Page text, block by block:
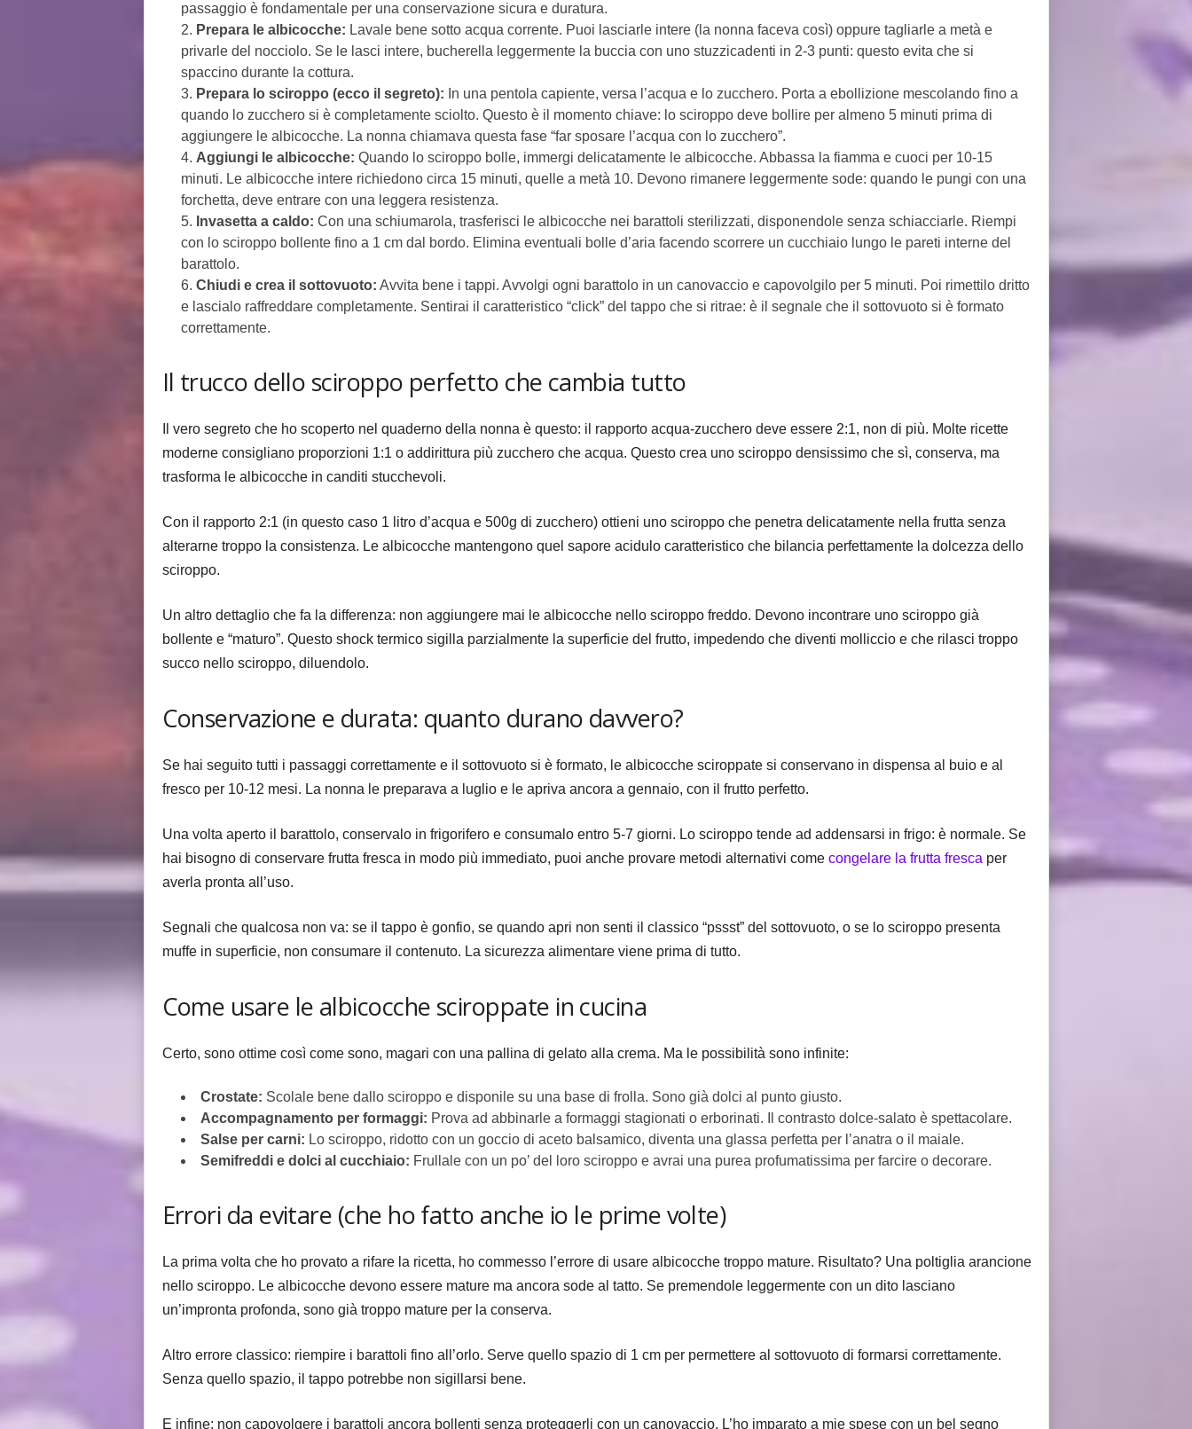
passaggio è fondamentale per una conservazione sicura e duratura.
Prepara le albicocche: Lavale bene sotto acqua corrente. Puoi lasciarle intere (la nonna faceva così) oppure tagliarle a metà e
privarle del nocciolo. Se le lasci intere, bucherella leggermente la buccia con uno stuzzicadenti in 2-3 punti: questo evita che si
spaccino durante la cottura.
Prepara lo sciroppo (ecco il segreto): In una pentola capiente, versa l’acqua e lo zucchero. Porta a ebollizione mescolando fino a
quando lo zucchero si è completamente sciolto. Questo è il momento chiave: lo sciroppo deve bollire per almeno 5 minuti prima di
aggiungere le albicocche. La nonna chiamava questa fase “far sposare l’acqua con lo zucchero”.
Aggiungi le albicocche: Quando lo sciroppo bolle, immergi delicatamente le albicocche. Abbassa la fiamma e cuoci per 10-15
minuti. Le albicocche intere richiedono circa 15 minuti, quelle a metà 10. Devono rimanere leggermente sode: quando le pungi con una
forchetta, deve entrare con una leggera resistenza.
Invasetta a caldo: Con una schiumarola, trasferisci le albicocche nei barattoli sterilizzati, disponendole senza schiacciarle. Riempi
con lo sciroppo bollente fino a 1 cm dal bordo. Elimina eventuali bolle d’aria facendo scorrere un cucchiaio lungo le pareti interne del
barattolo.
Chiudi e crea il sottovuoto: Avvita bene i tappi. Avvolgi ogni barattolo in un canovaccio e capovolgilo per 5 minuti. Poi rimettilo dritto
e lascialo raffreddare completamente. Sentirai il caratteristico “click” del tappo che si ritrae: è il segnale che il sottovuoto si è formato
correttamente.
Il trucco dello sciroppo perfetto che cambia tutto
Il vero segreto che ho scoperto nel quaderno della nonna è questo: il rapporto acqua-zucchero deve essere 2:1, non di più. Molte ricette
moderne consigliano proporzioni 1:1 o addirittura più zucchero che acqua. Questo crea uno sciroppo densissimo che sì, conserva, ma
trasforma le albicocche in canditi stucchevoli.
Con il rapporto 2:1 (in questo caso 1 litro d’acqua e 500g di zucchero) ottieni uno sciroppo che penetra delicatamente nella frutta senza
alterarne troppo la consistenza. Le albicocche mantengono quel sapore acidulo caratteristico che bilancia perfettamente la dolcezza dello
sciroppo.
Un altro dettaglio che fa la differenza: non aggiungere mai le albicocche nello sciroppo freddo. Devono incontrare uno sciroppo già
bollente e “maturo”. Questo shock termico sigilla parzialmente la superficie del frutto, impedendo che diventi molliccio e che rilasci troppo
succo nello sciroppo, diluendolo.
Conservazione e durata: quanto durano davvero?
Se hai seguito tutti i passaggi correttamente e il sottovuoto si è formato, le albicocche sciroppate si conservano in dispensa al buio e al
fresco per 10-12 mesi. La nonna le preparava a luglio e le apriva ancora a gennaio, con il frutto perfetto.
Una volta aperto il barattolo, conservalo in frigorifero e consumalo entro 5-7 giorni. Lo sciroppo tende ad addensarsi in frigo: è normale. Se
hai bisogno di conservare frutta fresca in modo più immediato, puoi anche provare metodi alternativi come congelare la frutta fresca per
averla pronta all’uso.
Segnali che qualcosa non va: se il tappo è gonfio, se quando apri non senti il classico “pssst” del sottovuoto, o se lo sciroppo presenta
muffe in superficie, non consumare il contenuto. La sicurezza alimentare viene prima di tutto.
Come usare le albicocche sciroppate in cucina
Certo, sono ottime così come sono, magari con una pallina di gelato alla crema. Ma le possibilità sono infinite:
Crostate: Scolale bene dallo sciroppo e disponile su una base di frolla. Sono già dolci al punto giusto.
Accompagnamento per formaggi: Prova ad abbinarle a formaggi stagionati o erborinati. Il contrasto dolce-salato è spettacolare.
Salse per carni: Lo sciroppo, ridotto con un goccio di aceto balsamico, diventa una glassa perfetta per l’anatra o il maiale.
Semifreddi e dolci al cucchiaio: Frullale con un po’ del loro sciroppo e avrai una purea profumatissima per farcire o decorare.
Errori da evitare (che ho fatto anche io le prime volte)
La prima volta che ho provato a rifare la ricetta, ho commesso l’errore di usare albicocche troppo mature. Risultato? Una poltiglia arancione
nello sciroppo. Le albicocche devono essere mature ma ancora sode al tatto. Se premendole leggermente con un dito lasciano
un’impronta profonda, sono già troppo mature per la conserva.
Altro errore classico: riempire i barattoli fino all’orlo. Serve quello spazio di 1 cm per permettere al sottovuoto di formarsi correttamente.
Senza quello spazio, il tappo potrebbe non sigillarsi bene.
E infine: non capovolgere i barattoli ancora bollenti senza proteggerli con un canovaccio. L’ho imparato a mie spese con un bel segno